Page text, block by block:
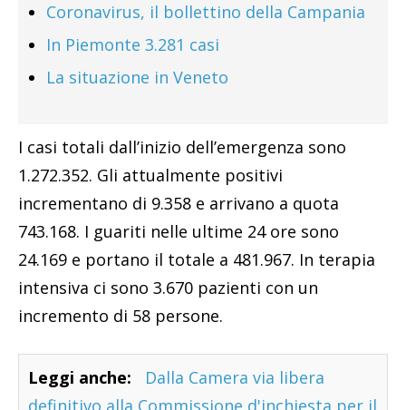
Coronavirus, il bollettino della Campania
In Piemonte 3.281 casi
La situazione in Veneto
I casi totali dall’inizio dell’emergenza sono
1.272.352. Gli attualmente positivi
incrementano di 9.358 e arrivano a quota
743.168. I guariti nelle ultime 24 ore sono
24.169 e portano il totale a 481.967. In terapia
intensiva ci sono 3.670 pazienti con un
incremento di 58 persone.
Leggi anche:
Dalla Camera via libera